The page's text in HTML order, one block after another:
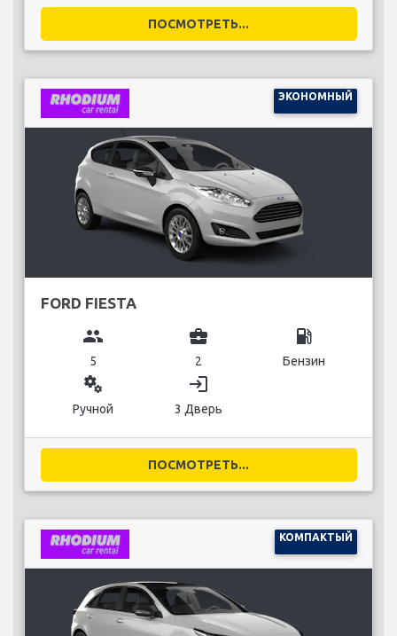
ПОСМОТРЕТЬ...
ЭКОНОМНЫЙ
FORD FIESTA
group
5
business_center
2
local_gas_station
Бензин
miscellaneous_services
Ручной
login
3 Дверь
ПОСМОТРЕТЬ...
КОМПАКТЫЙ